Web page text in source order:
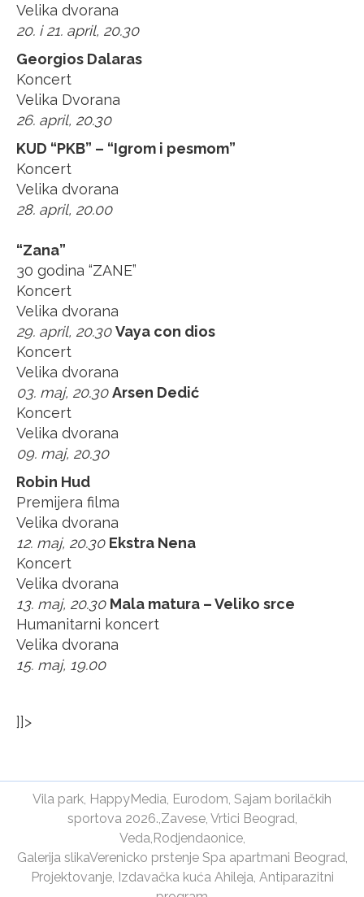
Velika dvorana
20. i 21. april, 20.30
Georgios Dalaras
Koncert
Velika Dvorana
26. april, 20.30
KUD “PKB” – “Igrom i pesmom”
Koncert
Velika dvorana
28. april, 20.00
“Zana”
30 godina “ZANE”
Koncert
Velika dvorana
29. april, 20.30 Vaya con dios
Koncert
Velika dvorana
03. maj, 20.30 Arsen Dedić
Koncert
Velika dvorana
09. maj, 20.30
Robin Hud
Premijera filma
Velika dvorana
12. maj, 20.30 Ekstra Nena
Koncert
Velika dvorana
13. maj, 20.30 Mala matura – Veliko srce
Humanitarni koncert
Velika dvorana
15. maj, 19.00
]]>
Vila park HappyMedia Eurodom Sajam borilačkih
sportova 2026. Zavese, Vrtici Beograd
Veda Rodjendaonice,
Galerija slikaVerenicko prstenje Spa apartmani Beograd
Projektovanje, Izdavačka kuća Ahileja Antiparazitni